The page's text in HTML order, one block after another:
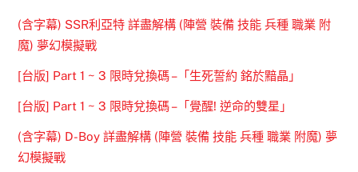
(含字幕) SSR利亞特 詳盡解構 (陣營 裝備 技能 兵種 職業 附
魔) 夢幻模擬戰
[台版] Part 1 ~ 3 限時兌換碼 –「生死誓約 銘於黯晶」
[台版] Part 1 ~ 3 限時兌換碼 –「覺醒! 逆命的雙星」
(含字幕) D-Boy 詳盡解構 (陣營 裝備 技能 兵種 職業 附魔) 夢
幻模擬戰